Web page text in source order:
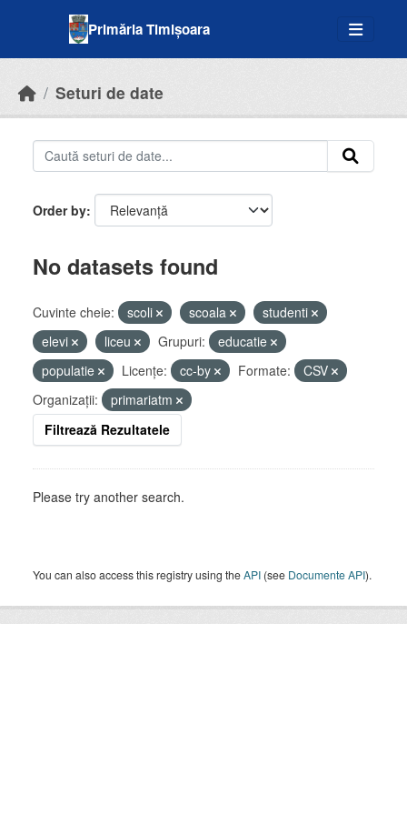
Primăria Timișoara
Seturi de date
Order by
No datasets found
Cuvinte cheie: scoli scoala
studenti
elevi
liceu Grupuri:
educatie
populatie
Licenţe: cc-by Formate:
CSV
Organizații:
primariatm
Filtrează Rezultatele
Please try another search.
You can also access this registry using theAPI (see Documente API).